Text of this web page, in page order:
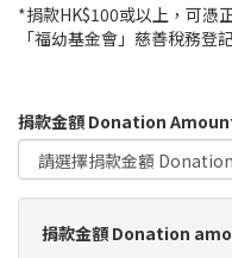
*捐款HK$100或以上，可憑
「福幼基金會」慈善稅務登
捐款金額 Donation
捐款金額 Donation